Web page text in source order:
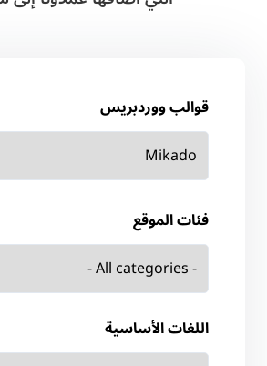
قوالب ووردبريس
فئات الموقع
اللغات الأساسية